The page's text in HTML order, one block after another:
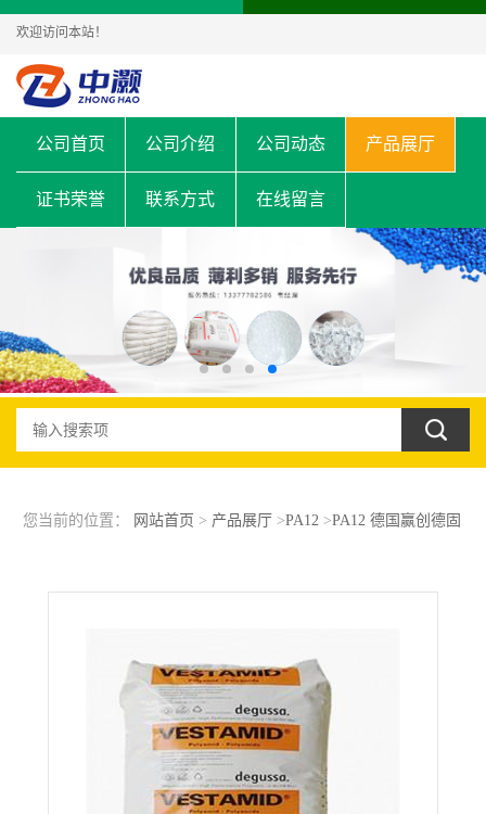
欢迎访问本站！
公司首页 公司介绍 公司动态 产品展厅
证书荣誉 联系方式 在线留言
您当前的位置： 网站首页 > 产品展厅>PA12 >PA12 德国赢创德固